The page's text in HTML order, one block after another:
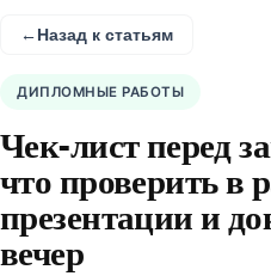
←Назад к статьям
ДИПЛОМНЫЕ РАБОТЫ
Чек-лист перед
что проверить в
презентации и
вечер